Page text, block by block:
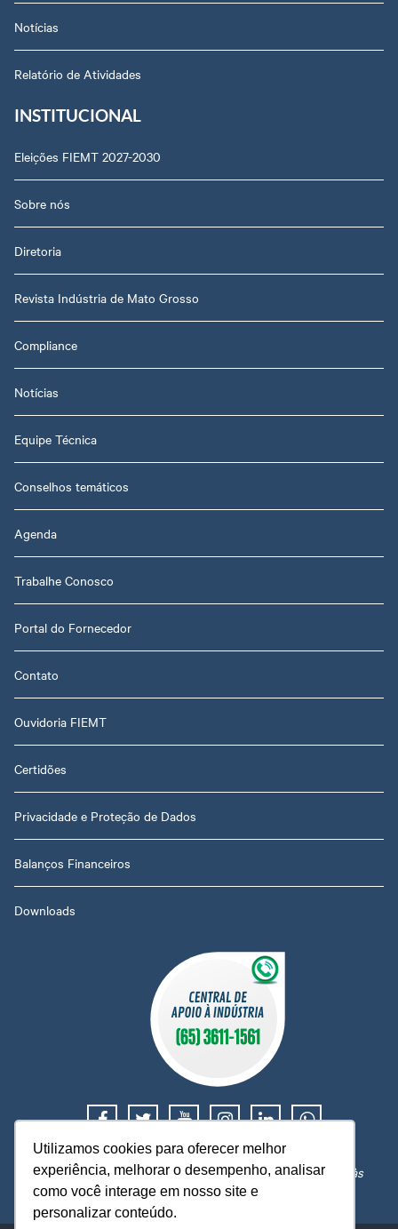
Utilizamos cookies para oferecer melhor
experiência, melhorar o desempenho, analisar
como você interage em nosso site e
personalizar conteúdo.
Notícias
Relatório de Atividades
INSTITUCIONAL
Eleições FIEMT 2027-2030
Sobre nós
Diretoria
Revista Indústria de Mato Grosso
Compliance
Notícias
Equipe Técnica
Conselhos temáticos
Agenda
Trabalhe Conosco
Portal do Fornecedor
Contato
Ouvidoria FIEMT
Certidões
Privacidade e Proteção de Dados
Balanços Financeiros
Downloads
Suporte e orientação trabalhista, tributária e financeira.
Atendimento de segunda a sexta, das 08h às 12h e 14h às
18h, exceto em feriados nacionais ou locais.